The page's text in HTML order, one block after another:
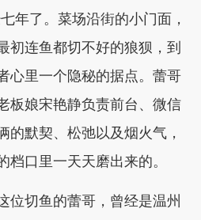
年了。菜场沿街的小门面，
初连鱼都切不好的狼狈，到
心里一个隐秘的据点。蕾哥
板娘宋艳静负责前台、微信
的默契、松弛以及烟火气，
档口里一天天磨出来的。
切鱼的蕾哥，曾经是温州